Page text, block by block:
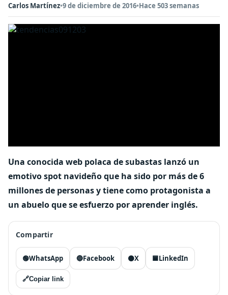
Carlos Martínez•9 de diciembre de 2016•Hace 503 semanas
Una conocida web polaca de subastas lanzó un
emotivo spot navideño que ha sido por más de 6
millones de personas y tiene como protagonista a
un abuelo que se esfuerzo por aprender inglés.
Compartir
🟢WhatsApp 🔵Facebook ⚫X 🟦LinkedIn
🔗Copiar link